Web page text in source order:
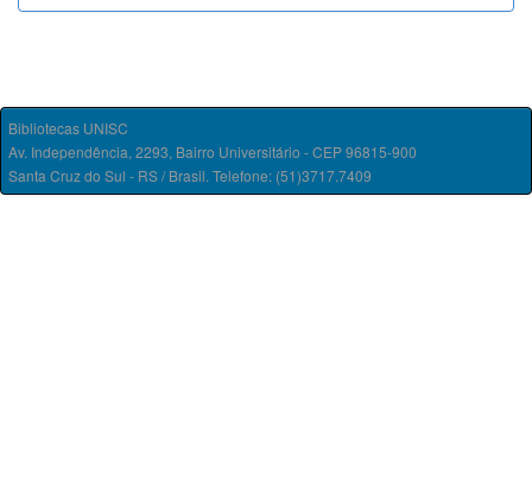
Bibliotecas UNISC
Av. Independência, 2293, Bairro Universitário - CEP 96815-900
Santa Cruz do Sul - RS / Brasil. Telefone: (51)3717.7409